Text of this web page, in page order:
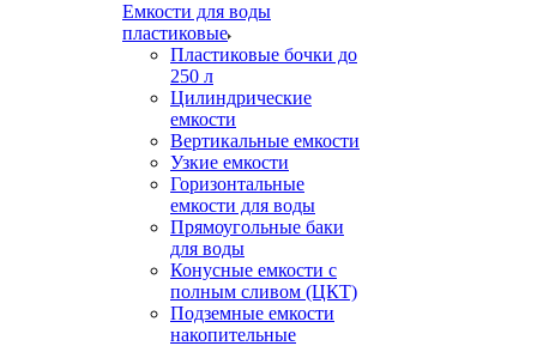
Емкости для воды
пластиковые
Пластиковые бочки до
250 л
Цилиндрические
емкости
Вертикальные емкости
Узкие емкости
Горизонтальные
емкости для воды
Прямоугольные баки
для воды
Конусные емкости с
полным сливом (ЦКТ)
Подземные емкости
накопительные